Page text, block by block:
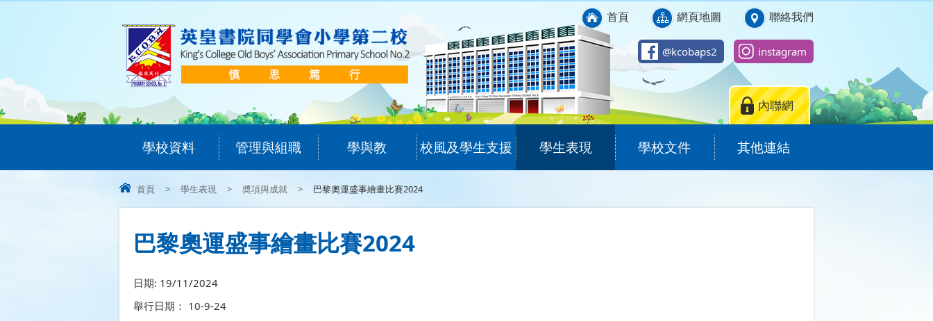
首頁 網頁地圖 聯絡我們
@kcobaps2 instagram
內聯網
學校資料 管理與組職 學與教 校風及學生支援 學生表現 學校文件 其他連結
首頁 > 學生表現 > 奬項與成就 > 巴黎奧運盛事繪畫比賽2024
巴黎奧運盛事繪畫比賽2024
日期: 19/11/2024
舉行日期： 10-9-24